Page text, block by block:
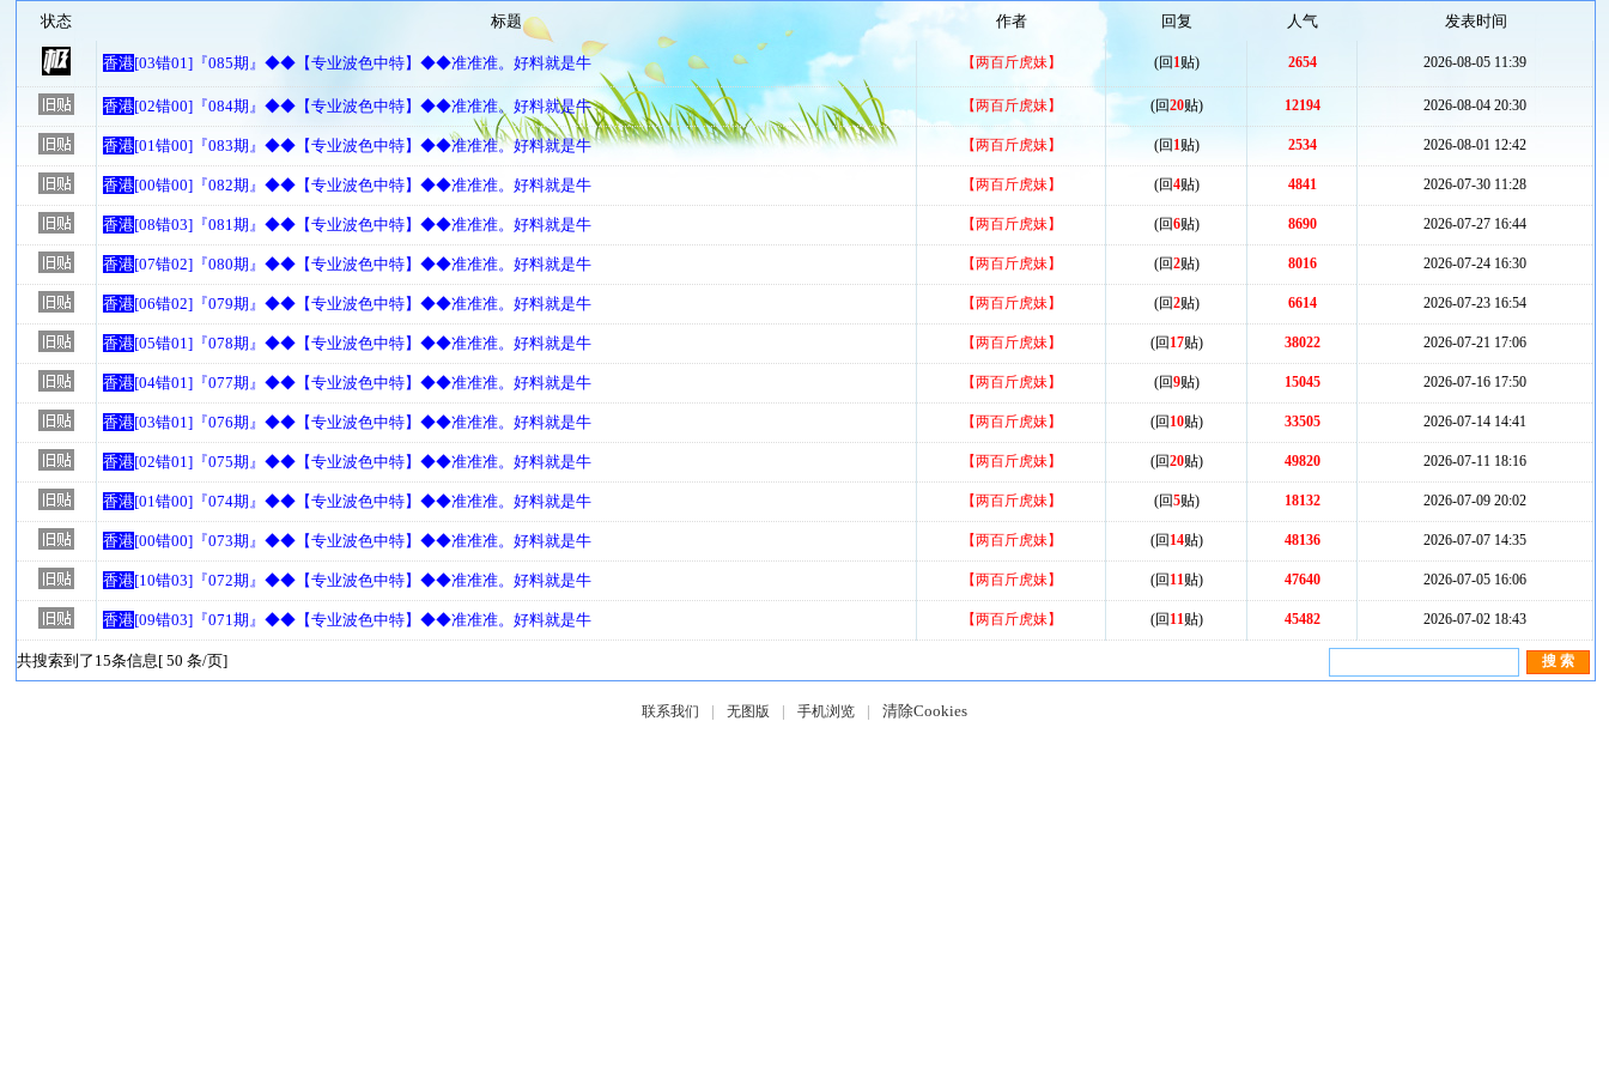
状态 标题 作者 回复 人气 发表时间
香港[03错01]『085期』◆◆【专业波色中特】◆◆准准准。好料就是牛 【两百斤虎妹】 (回 1贴) 2654 2026-08-05 11:39
香港[02错00]『084期』◆◆【专业波色中特】◆◆准准准。好料就是牛 【两百斤虎妹】 (回20贴) 12194 2026-08-04 20:30
香港[01错00]『083期』◆◆【专业波色中特】◆◆准准准。好料就是牛 【两百斤虎妹】 (回 1贴) 2534 2026-08-01 12:42
香港[00错00]『082期』◆◆【专业波色中特】◆◆准准准。好料就是牛 【两百斤虎妹】 (回4贴) 4841 2026-07-30 11:28
香港[08错03]『081期』◆◆【专业波色中特】◆◆准准准。好料就是牛 【两百斤虎妹】 (回6贴) 8690 2026-07-27 16:44
香港[07错02]『080期』◆◆【专业波色中特】◆◆准准准。好料就是牛 【两百斤虎妹】 (回2贴) 8016 2026-07-24 16:30
香港[06错02]『079期』◆◆【专业波色中特】◆◆准准准。好料就是牛 【两百斤虎妹】 (回2贴) 6614 2026-07-23 16:54
香港[05错01]『078期』◆◆【专业波色中特】◆◆准准准。好料就是牛 【两百斤虎妹】 (回 17贴) 38022 2026-07-21 17:06
香港[04错01]『077期』◆◆【专业波色中特】◆◆准准准。好料就是牛 【两百斤虎妹】 (回9贴) 15045 2026-07-16 17:50
香港[03错01]『076期』◆◆【专业波色中特】◆◆准准准。好料就是牛 【两百斤虎妹】 (回 10贴) 33505 2026-07-14 14:41
香港[02错01]『075期』◆◆【专业波色中特】◆◆准准准。好料就是牛 【两百斤虎妹】 (回20贴) 49820 2026-07-11 18:16
香港[01错00]『074期』◆◆【专业波色中特】◆◆准准准。好料就是牛 【两百斤虎妹】 (回5贴) 18132 2026-07-09 20:02
香港[00错00]『073期』◆◆【专业波色中特】◆◆准准准。好料就是牛 【两百斤虎妹】 (回 14贴) 48136 2026-07-07 14:35
香港[10错03]『072期』◆◆【专业波色中特】◆◆准准准。好料就是牛 【两百斤虎妹】 (回 11贴) 47640 2026-07-05 16:06
香港[09错03]『071期』◆◆【专业波色中特】◆◆准准准。好料就是牛 【两百斤虎妹】 (回 11贴) 45482 2026-07-02 18:43
共搜索到了15条信息[ 50 条/页]
联系我们 | 无图版 | 手机浏览 | 清除Cookies